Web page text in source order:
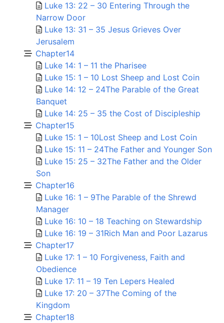
Luke 13: 22 – 30 Entering Through the
Narrow Door
Luke 13: 31 – 35 Jesus Grieves Over
Jerusalem
Chapter14
Luke 14: 1 – 11 the Pharisee
Luke 15: 1 – 10 Lost Sheep and Lost Coin
Luke 14: 12 – 24The Parable of the Great
Banquet
Luke 14: 25 – 35 the Cost of Discipleship
Chapter15
Luke 15: 1 – 10Lost Sheep and Lost Coin
Luke 15: 11 – 24The Father and Younger Son
Luke 15: 25 – 32The Father and the Older
Son
Chapter16
Luke 16: 1 – 9The Parable of the Shrewd
Manager
Luke 16: 10 – 18 Teaching on Stewardship
Luke 16: 19 – 31Rich Man and Poor Lazarus
Chapter17
Luke 17: 1 – 10 Forgiveness, Faith and
Obedience
Luke 17: 11 – 19 Ten Lepers Healed
Luke 17: 20 – 37The Coming of the
Kingdom
Chapter18